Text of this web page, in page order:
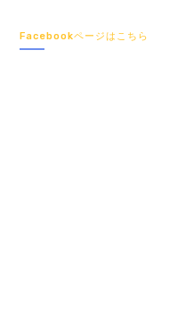
Facebookページはこちら